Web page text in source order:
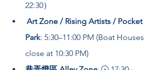
22:30）
Art Zone / Rising Artists / Pocket
Park: 5:30–11:00 PM (Boat Houses
close at 10:30 PM)